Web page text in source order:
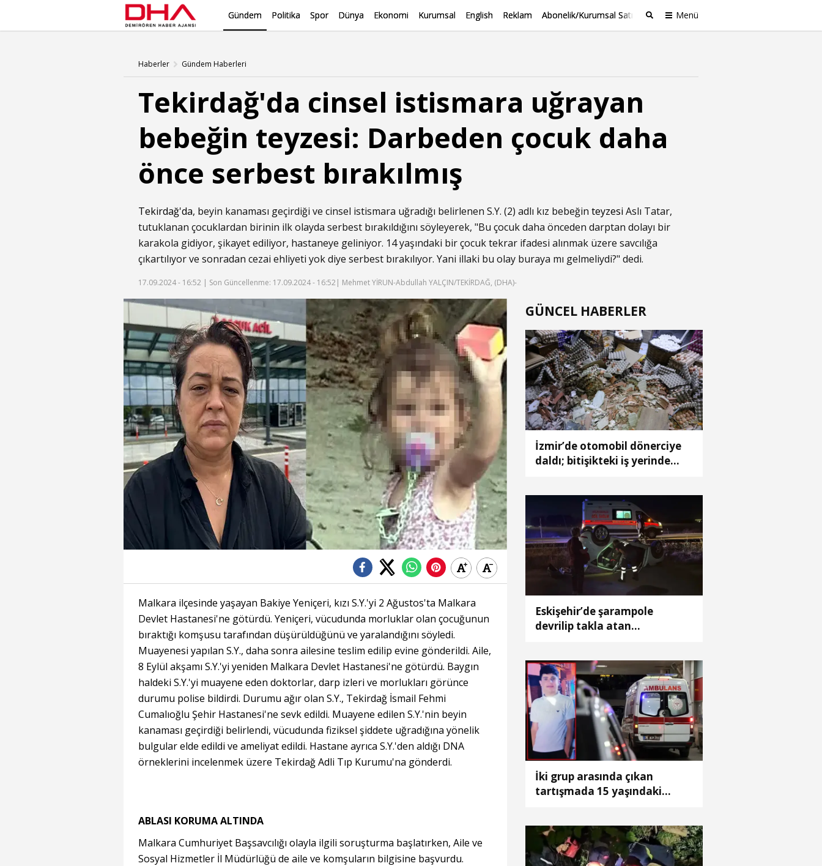
Gündem Politika Spor Dünya Ekonomi Kurumsal English Reklam Abonelik/Kurumsal Satış Menü
Haberler Gündem Haberleri
Tekirdağ'da cinsel istismara uğrayan
bebeğin teyzesi: Darbeden çocuk daha
önce serbest bırakılmış
Tekirdağ'da, beyin kanaması geçirdiği ve cinsel istismara uğradığı belirlenen S.Y. (2) adlı kız bebeğin teyzesi Aslı Tatar,
tutuklanan çocuklardan birinin ilk olayda serbest bırakıldığını söyleyerek, "Bu çocuk daha önceden darptan dolayı bir
karakola gidiyor, şikayet ediliyor, hastaneye geliniyor. 14 yaşındaki bir çocuk tekrar ifadesi alınmak üzere savcılığa
çıkartılıyor ve sonradan cezai ehliyeti yok diye serbest bırakılıyor. Yani illaki bu olay buraya mı gelmeliydi?" dedi.
17.09.2024 - 16:52 | Son Güncellenme: 17.09.2024 - 16:52 | Mehmet YİRUN-Abdullah YALÇIN/TEKİRDAĞ, (DHA)-
Malkara ilçesinde yaşayan Bakiye Yeniçeri, kızı S.Y.'yi 2 Ağustos'ta Malkara
Devlet Hastanesi'ne götürdü. Yeniçeri, vücudunda morluklar olan çocuğunun
bıraktığı komşusu tarafından düşürüldüğünü ve yaralandığını söyledi.
Muayenesi yapılan S.Y., daha sonra ailesine teslim edilip evine gönderildi. Aile,
8 Eylül akşamı S.Y.'yi yeniden Malkara Devlet Hastanesi'ne götürdü. Baygın
haldeki S.Y.'yi muayene eden doktorlar, darp izleri ve morlukları görünce
durumu polise bildirdi. Durumu ağır olan S.Y., Tekirdağ İsmail Fehmi
Cumalıoğlu Şehir Hastanesi'ne sevk edildi. Muayene edilen S.Y.'nin beyin
kanaması geçirdiği belirlendi, vücudunda fiziksel şiddete uğradığına yönelik
bulgular elde edildi ve ameliyat edildi. Hastane ayrıca S.Y.'den aldığı DNA
örneklerini incelenmek üzere Tekirdağ Adli Tıp Kurumu'na gönderdi.
ABLASI KORUMA ALTINDA
Malkara Cumhuriyet Başsavcılığı olayla ilgili soruşturma başlatırken, Aile ve
Sosyal Hizmetler İl Müdürlüğü de aile ve komşuların bilgisine başvurdu.
GÜNCEL HABERLER
İzmir’de otomobil dönerciye
daldı; bitişikteki iş yerinde
Eskişehir’de şarampole
devrilip takla atan
İki grup arasında çıkan
tartışmada 15 yaşındaki